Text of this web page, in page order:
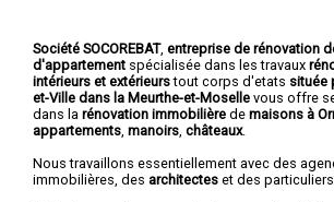
Société SOCOREBAT, entreprise de rénovation
d'appartement spécialisée dans les travaux
intérieurs et extérieurstout corps d'etats située
et-Ville dans la Meurthe-et-Moselle vous offre
dans la rénovation immobilière de maisons à
appartements manoirs châteaux.
Nous travaillons essentiellement avec des
immobilières, des architectes et des particuliers.